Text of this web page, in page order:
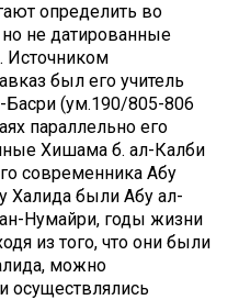
определить во
не датированные
Источником
был его учитель
Басри (ум.190/805-806
параллельно его
Хишама б. ал-Калби
современника Абу
Халида были Абу ал-
Нумайри, годы жизни
из того, что они были
можно
осуществлялись